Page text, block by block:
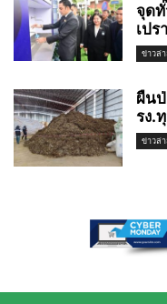
จุด
เปร
ข่าวล่
ผืน
รง.
ข่าวล่